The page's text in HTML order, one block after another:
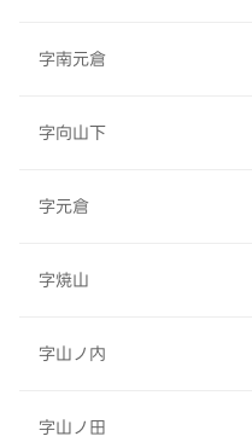
字南元倉
字向山下
字元倉
字焼山
字山ノ内
字山ノ田